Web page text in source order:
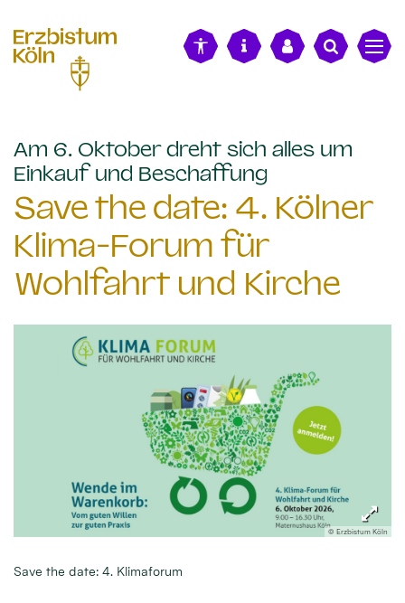
Am 6. Oktober dreht sich alles um
Einkauf und Beschaffung
Save the date: 4. Kölner
Klima-Forum für
Wohlfahrt und Kirche
© Erzbistum Köln
Save the date: 4. Klimaforum